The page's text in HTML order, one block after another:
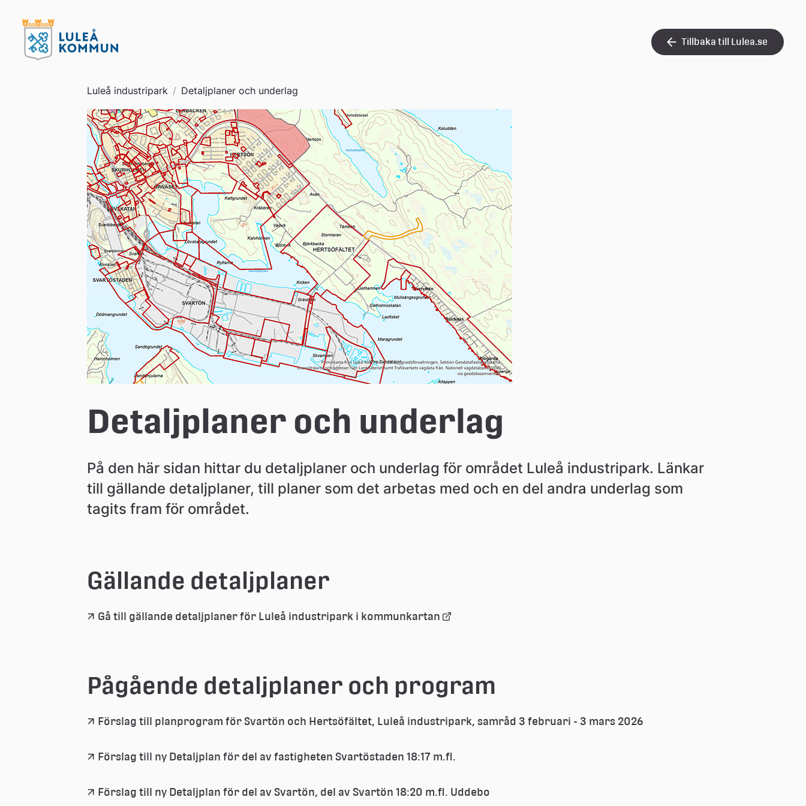
Tillbaka till Lulea.se
Luleå industripark / Detaljplaner och underlag
Detaljplaner och underlag
På den här sidan hittar du detaljplaner och underlag för området Luleå industripark. Länkar
till gällande detaljplaner, till planer som det arbetas med och en del andra underlag som
tagits fram för området.
Gällande detaljplaner
Gå till gällande detaljplaner för Luleå industripark i kommunkartan Länk
Pågående detaljplaner och program
Förslag till planprogram för Svartön och Hertsöfältet, Luleå industripark, samråd 3 februari - 3 mars 2026
Förslag till ny Detaljplan för del av fastigheten Svartöstaden 18:17 m.fl.
Förslag till ny Detaljplan för del av Svartön, del av Svartön 18:20 m.fl. Uddebo